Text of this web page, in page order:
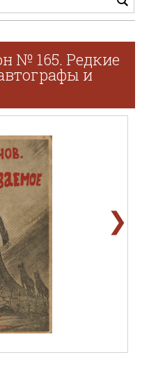
№ 165. Редкие
и
❯